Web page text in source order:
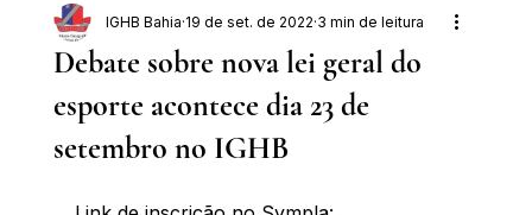
Debate sobre nova lei geral do
esporte acontece dia 23 de
setembro no IGHB
IGHB Bahia 19 de set. de 2022 3 min de leitura